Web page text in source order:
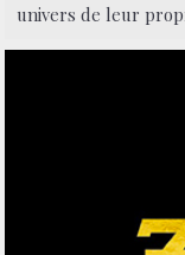
univers de leur